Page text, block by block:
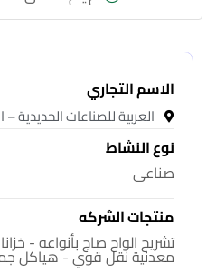
الاسم التجاري
العربية للصناعات الحديدية
نوع النشاط
صناعى
منتجات الشركه
تشريح الواح صاج بأنواعه -
معدنية نقل قوي - هياكل